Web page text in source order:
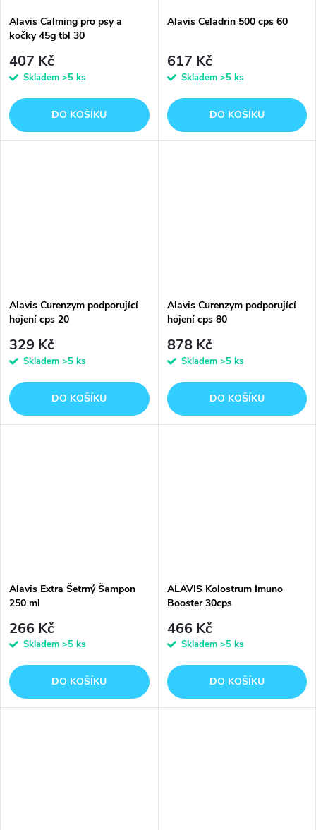
Alavis Calming pro psy a
kočky 45g tbl 30
407 Kč
Skladem >5 ks
DO KOŠÍKU
Alavis Celadrin 500 cps 60
617 Kč
Skladem >5 ks
DO KOŠÍKU
Alavis Curenzym podporující
hojení cps 20
329 Kč
Skladem >5 ks
DO KOŠÍKU
Alavis Curenzym podporující
hojení cps 80
878 Kč
Skladem >5 ks
DO KOŠÍKU
Alavis Extra Šetrný Šampon
250 ml
266 Kč
Skladem >5 ks
DO KOŠÍKU
ALAVIS Kolostrum Imuno
Booster 30cps
466 Kč
Skladem >5 ks
DO KOŠÍKU